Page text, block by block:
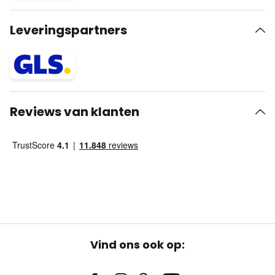
Leveringspartners
Reviews van klanten
Vind ons ook op: